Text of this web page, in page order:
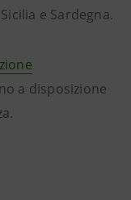
e Sardegna.
a disposizione